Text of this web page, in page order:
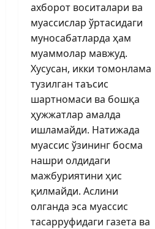
ахборот воситалари ва
муассислар ўртасидаги
муносабатларда ҳам
муаммолар мавжуд.
Хусусан, икки томонлама
тузилган таъсис
шартномаси ва бошқа
ҳужжатлар амалда
ишламайди. Натижада
муассис ўзининг босма
нашри олдидаги
мажбуриятини ҳис
қилмайди. Аслини
олганда эса муассис
тасарруфидаги газета ва